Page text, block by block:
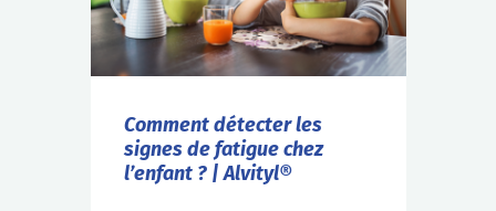
Comment détecter les
signes de fatigue chez
l’enfant ? | Alvityl®